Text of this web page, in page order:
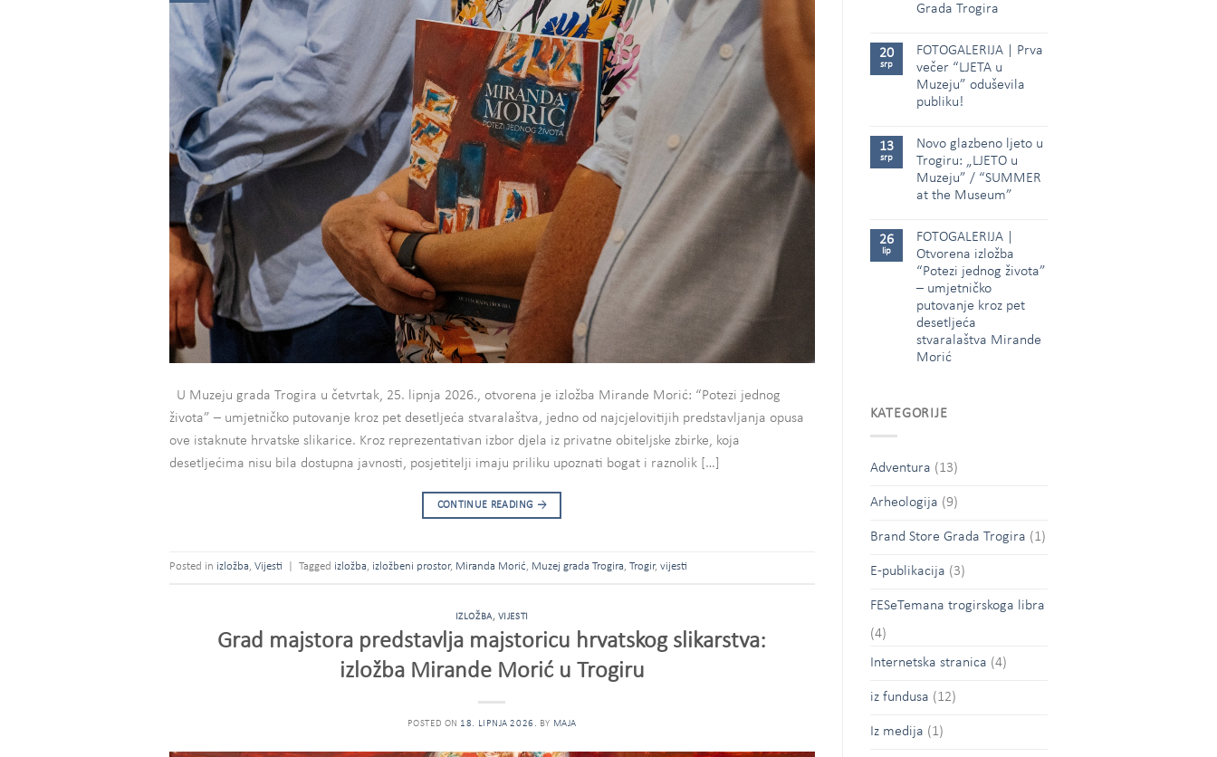
U Muzeju grada Trogira u četvrtak, 25. lipnja 2026., otvorena je izložba Mirande Morić: “Potezi jednog
života” – umjetničko putovanje kroz pet desetljeća stvaralaštva, jedno od najcjelovitijih predstavljanja opusa
ove istaknute hrvatske slikarice. Kroz reprezentativan izbor djela iz privatne obiteljske zbirke, koja
desetljećima nisu bila dostupna javnosti, posjetitelji imaju priliku upoznati bogat i raznolik […]
CONTINUE READING →
Posted in izložba, Vijesti Tagged izložba, izložbeni prostor, Miranda Morić, Muzej grada Trogira, Trogir, vijesti
IZLOŽBA, VIJESTI
Grad majstora predstavlja majstoricu hrvatskog slikarstva:
izložba Mirande Morić u Trogiru
POSTED ON 18. LIPNJA 2026. BY MAJA
Grada Trogira
20
srp
FOTOGALERIJA | Prva
večer “LJETA u
Muzeju” oduševila
publiku!
13
srp
Novo glazbeno ljeto u
Trogiru: „LJETO u
Muzeju” / “SUMMER
at the Museum”
26
lip
FOTOGALERIJA |
Otvorena izložba
“Potezi jednog života”
– umjetničko
putovanje kroz pet
desetljeća
stvaralaštva Mirande
Morić
KATEGORIJE
Adventura (13)
Arheologija (9)
Brand Store Grada Trogira (1)
E-publikacija (3)
FESeTemana trogirskoga libra
(4)
Internetska stranica (4)
iz fundusa (12)
Iz medija (1)